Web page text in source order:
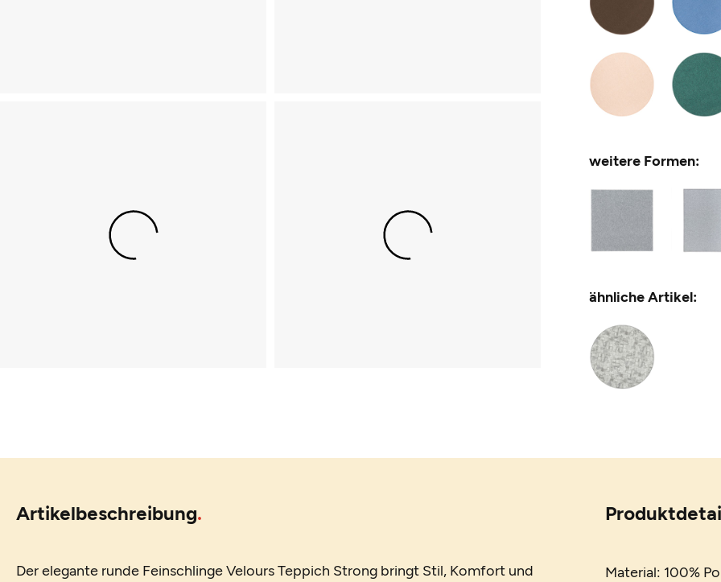
weitere Formen:
ähnliche Artikel:
Artikelbeschreibung
Der elegante runde Feinschlinge Velours Teppich Strong bringt Stil, Komfort und
Material: 100%